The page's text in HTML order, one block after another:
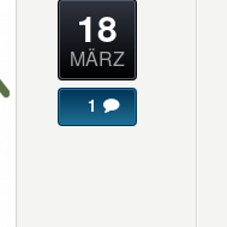
18
MÄRZ
1